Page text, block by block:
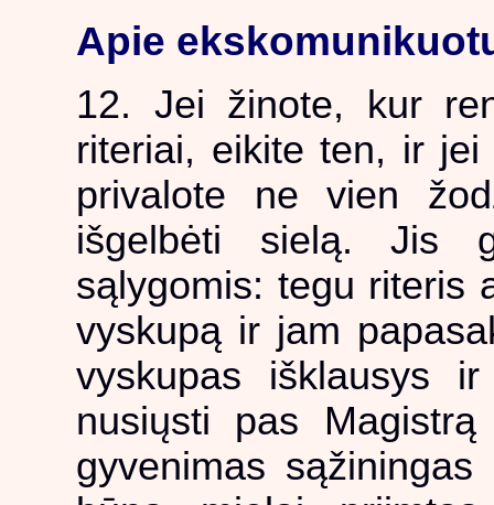
Apie
12. Jei žinote, kur
riteriai, eikite ten, ir
privalote ne vien
išgelbėti sielą. Jis
sąlygomis: tegu riteris
vyskupą ir jam
vyskupas išklausys
nusiųsti pas
gyvenimas